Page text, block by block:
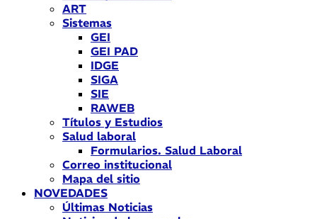
ART
Sistemas
GEI
GEI PAD
IDGE
SIGA
SIE
RAWEB
Títulos y Estudios
Salud laboral
Formularios. Salud Laboral
Correo institucional
Mapa del sitio
NOVEDADES
Últimas Noticias